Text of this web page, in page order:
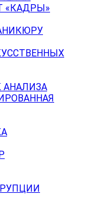
«КАДРЫ»
АНАЛИЗА